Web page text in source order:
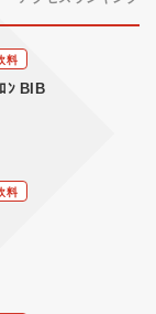
料
ﾝ BIB
料